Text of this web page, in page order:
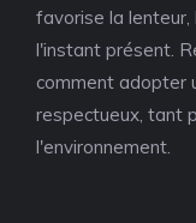
favorise la lenteur,
l'instant présent.
comment adopter
respectueux, tant
l'environnement.